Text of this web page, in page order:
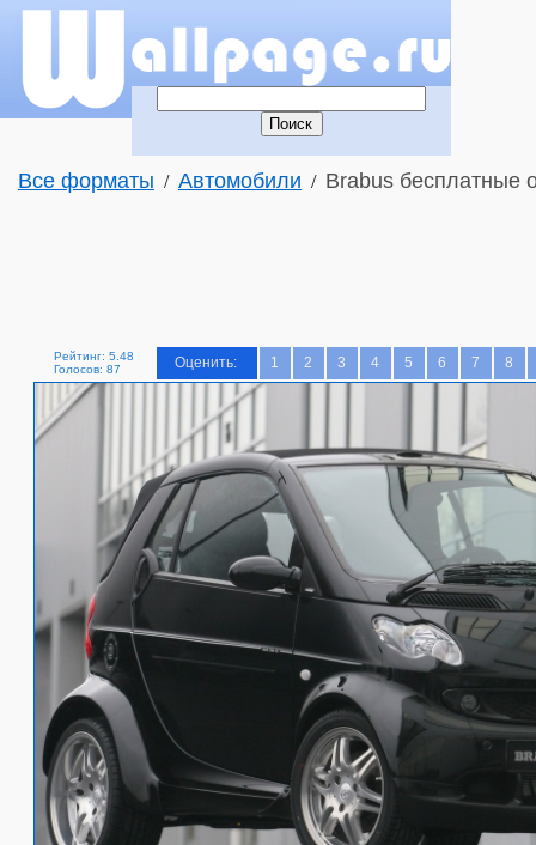
Все форматы / Автомобили / Brabus бесплатные
Рейтинг: 5.48
Голосов: 87
Оценить: 1 2 3 4 5 6 7 8